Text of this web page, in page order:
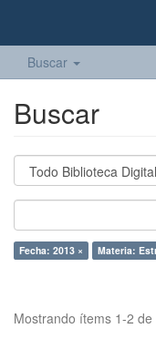
Buscar
Buscar
Fecha: 2013 × Materia:
Mostrando ítems 1-2 de